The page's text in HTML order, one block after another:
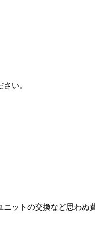
い。
ットの交換など思わぬ